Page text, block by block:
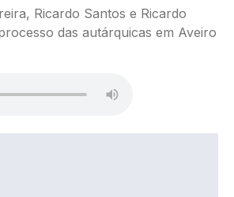
Ricardo Santos e Ricardo
das autárquicas em Aveiro